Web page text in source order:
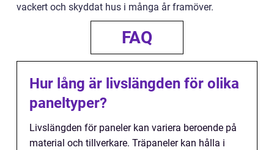
vackert och skyddat hus i många år framöver.
FAQ
Hur lång är livslängden för olika
paneltyper?
Livslängden för paneler kan variera beroende på
material och tillverkare. Träpaneler kan hålla i